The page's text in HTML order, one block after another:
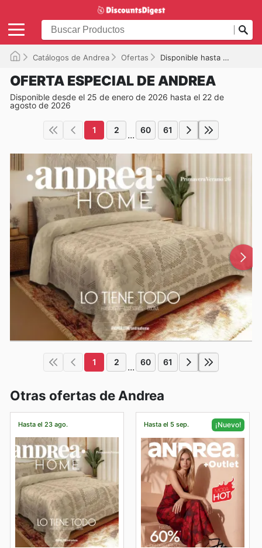
Catálogos de Andrea Ofertas Disponible hasta el 22/08/2026
OFERTA ESPECIAL DE ANDREA
Disponible desde el 25 de enero de 2026 hasta el 22 de
agosto de 2026
1 2 ... 60 61
1 2 ... 60 61
Otras ofertas de Andrea
Hasta el 23 ago. Hasta el 5 sep. ¡Nuevo!